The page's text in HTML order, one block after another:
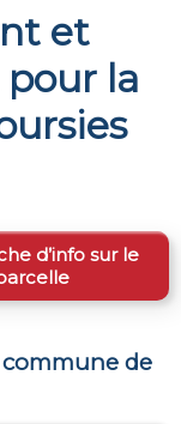
et
la
d’info sur le
de